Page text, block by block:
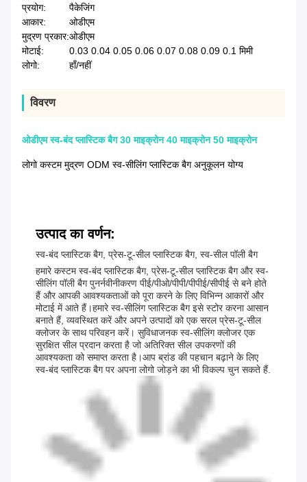
प्रयोग:
पैकेजिंग
आकार:
ओडीएम
मुद्रण प्रकार:ओडीएम
मोटाई:
0.03 0.04 0.05 0.06 0.07 0.08 0.09 0.1 मिमी
लोगो:
हाँ/नहीं
विवरण
ओडीएम स्व-बंद प्लास्टिक बैग 30 माइक्रोन 40 माइक्रोन 50 माइक्रोन
लोगो कस्टम मुद्रण ODM स्व-सीलिंग प्लास्टिक बैग अनुकूलन योग्य
उत्पाद का वर्णन:
स्व-बंद प्लास्टिक बैग, प्रेस-टू-सील प्लास्टिक बैग, स्व-सील पॉली बैग
हमारे कस्टम स्व-बंद प्लास्टिक बैग, प्रेस-टू-सील प्लास्टिक बैग और स्व-
सीलिंग पॉली बैग पुनर्नवीनीकरण पीई/पीओ/पीपी/पीपीई/सीपीई से बने होते
हैं और आपकी आवश्यकताओं को पूरा करने के लिए विभिन्न आकारों और
मोटाई में आते हैं।हमारे स्व-सीलिंग प्लास्टिक बैग इसे स्टोर करना आसान
बनाते हैं, व्यवस्थित करें और अपने उत्पादों को एक सरल प्रेस-टू-सील
क्लोजर के साथ परिवहन करें। सुविधाजनक स्व-सीलिंग क्लोजर एक
सुरक्षित सील प्रदान करता है जो अतिरिक्त सील उपकरणों की
आवश्यकता को समाप्त करता है।आप ब्रांड की पहचान बढ़ाने के लिए
स्व-बंद प्लास्टिक बैग पर अपना लोगो जोड़ने का भी विकल्प चुन सकते हैं.